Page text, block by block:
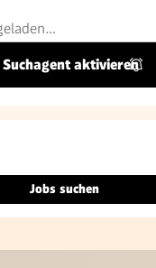
Suchagent aktivieren
Jobs suchen